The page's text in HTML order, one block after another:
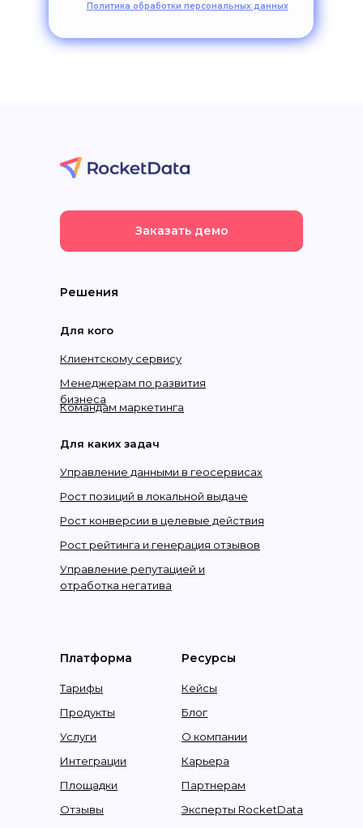
Политика обработки персональных данных
Для кого
Клиентскому сервису
Командам маркетинга
Менеджерам по развития
бизнеса
Решения
Для каких задач
Управление данными в геосервисах
Управление репутацией и
отработка негатива
Рост позиций в локальной выдаче
Рост конверсии в целевые действия
Рост рейтинга и генерация отзывов
Ресурсы
О компании
Кейсы
Блог
Эксперты RocketData
Партнерам
Карьера
Платформа
Продукты
Тарифы
Отзывы
Площадки
Услуги
Интеграции
Заказать демо